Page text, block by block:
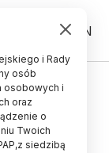
PL EN
i Rady
osób
osobowych i
oraz
o
Twoich
siedzibą